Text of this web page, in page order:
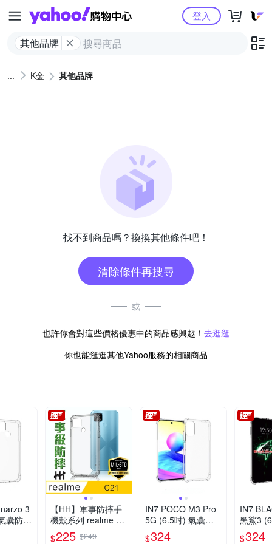
Yahoo購物中心
其他品牌
登入
K金 其他品牌
找不到商品嗎？換換其他條件吧！
清除條件再搜尋
或
也許你會對這些價格優惠中的商品感興趣！ 去逛逛
你也能逛逛其他Yahoo服務的相關商品
3
囊防摔
【HH】軍事防摔手
機殼系列 realme C2
1 (6.5吋)
$225 $249
IN7 POCO M3 Pro
5G (6.5吋) 氣囊防
摔 透明TPU空壓殼
$324
IN7
黑鯊3
防摔
$324